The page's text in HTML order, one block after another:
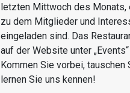
letzten Mittwoch des Monats,
zu dem Mitglieder und
eingeladen sind. Das
auf der Website unter
Kommen Sie vorbei, tauschen
lernen Sie uns kennen!